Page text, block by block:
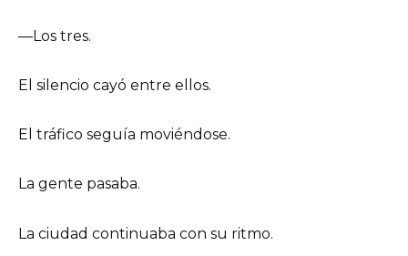
—Los tres.
El silencio cayó entre ellos.
El tráfico seguía moviéndose.
La gente pasaba.
La ciudad continuaba con su ritmo.